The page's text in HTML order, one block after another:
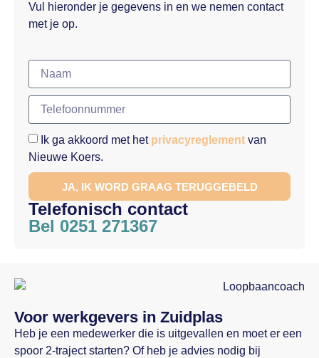
Vul hieronder je gegevens in en we nemen contact
met je op.
Ik ga akkoord met het privacyreglement van
Nieuwe Koers.
JA, IK WORD GRAAG TERUGGEBELD
Telefonisch contact
Bel 0251 271367
Voor werkgevers in Zuidplas
Heb je een medewerker die is uitgevallen en moet er een
spoor 2-traject starten? Of heb je advies nodig bij